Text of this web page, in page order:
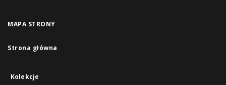
MAPA STRONY
Strona główna
Kolekcje